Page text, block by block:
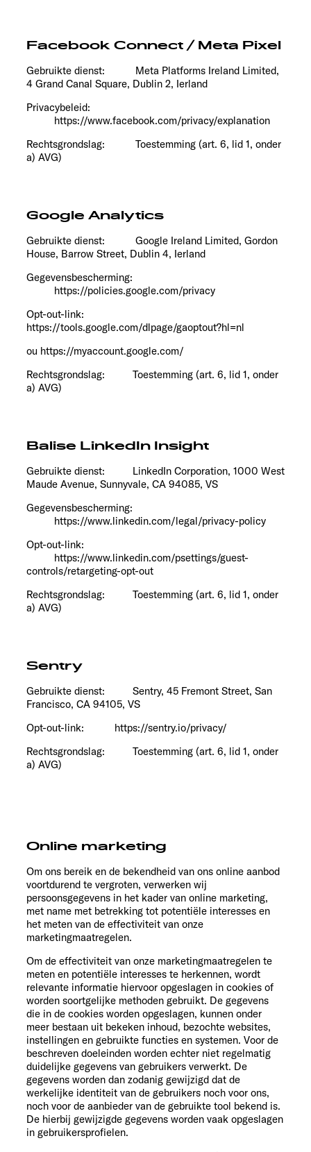
Facebook Connect / Meta Pixel
Gebruikte dienst:
Meta Platforms Ireland Limited,
4 Grand Canal Square, Dublin 2, Ierland
Privacybeleid:
https://www.facebook.com/privacy/explanation
Rechtsgrondslag:
Toestemming (art. 6, lid 1, onder
a) AVG)
Google Analytics
Gebruikte dienst: Google Ireland Limited, Gordon
House, Barrow Street, Dublin 4, Ierland
Gegevensbescherming:
https://policies.google.com/privacy
Opt-out-link:
https://tools.google.com/dlpage/gaoptout?hl=nl
ou https://myaccount.google.com/
Rechtsgrondslag: Toestemming (art. 6, lid 1, onder
a) AVG)
Balise LinkedIn Insight
Gebruikte dienst: LinkedIn Corporation, 1000 West
Maude Avenue, Sunnyvale, CA 94085, VS
Gegevensbescherming:
https://www.linkedin.com/legal/privacy-policy
Opt-out-link:
https://www.linkedin.com/psettings/guest-
controls/retargeting-opt-out
Rechtsgrondslag: Toestemming (art. 6, lid 1, onder
a) AVG)
Sentry
Gebruikte dienst: Sentry, 45 Fremont Street, San
Francisco, CA 94105, VS
Opt-out-link: https://sentry.io/privacy/
Rechtsgrondslag: Toestemming (art. 6, lid 1, onder
a) AVG)
Online marketing
Om ons bereik en de bekendheid van ons online aanbod
voortdurend te vergroten, verwerken wij
persoonsgegevens in het kader van online marketing,
met name met betrekking tot potentiële interesses en
het meten van de effectiviteit van onze
marketingmaatregelen.
Om de effectiviteit van onze marketingmaatregelen te
meten en potentiële interesses te herkennen, wordt
relevante informatie hiervoor opgeslagen in cookies of
worden soortgelijke methoden gebruikt. De gegevens
die in de cookies worden opgeslagen, kunnen onder
meer bestaan uit bekeken inhoud, bezochte websites,
instellingen en gebruikte functies en systemen. Voor de
beschreven doeleinden worden echter niet regelmatig
duidelijke gegevens van gebruikers verwerkt. De
gegevens worden dan zodanig gewijzigd dat de
werkelijke identiteit van de gebruikers noch voor ons,
noch voor de aanbieder van de gebruikte tool bekend is.
De hierbij gewijzigde gegevens worden vaak opgeslagen
in gebruikersprofielen.